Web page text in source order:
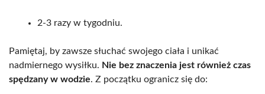
2-3 razy w tygodniu.
Pamiętaj, by zawsze słuchać swojego ciała i unikać
nadmiernego wysiłku. Nie bez znaczenia jest również czas
spędzany w wodzie. Z początku ogranicz się do: